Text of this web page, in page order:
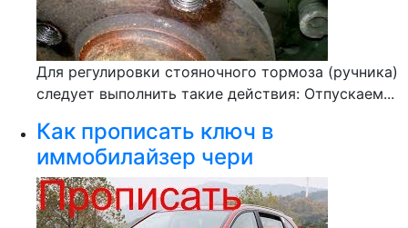
Для регулировки стояночного тормоза (ручника)
следует выполнить такие действия: Отпускаем...
Как прописать ключ в
иммобилайзер чери